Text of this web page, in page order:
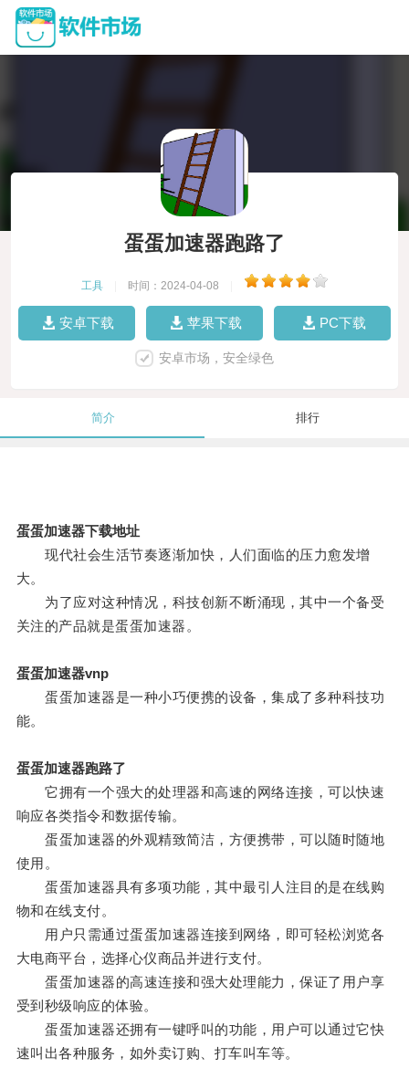
蛋蛋加速器跑路了
工具 时间：2024-04-08
安卓下载 苹果下载 PC下载
安卓市场，安全绿色
简介 排行
蛋蛋加速器下载地址
现代社会生活节奏逐渐加快，人们面临的压力愈发增
大。
为了应对这种情况，科技创新不断涌现，其中一个备受
关注的产品就是蛋蛋加速器。
蛋蛋加速器vnp
蛋蛋加速器是一种小巧便携的设备，集成了多种科技功
能。
蛋蛋加速器跑路了
它拥有一个强大的处理器和高速的网络连接，可以快速
响应各类指令和数据传输。
蛋蛋加速器的外观精致简洁，方便携带，可以随时随地
使用。
蛋蛋加速器具有多项功能，其中最引人注目的是在线购
物和在线支付。
用户只需通过蛋蛋加速器连接到网络，即可轻松浏览各
大电商平台，选择心仪商品并进行支付。
蛋蛋加速器的高速连接和强大处理能力，保证了用户享
受到秒级响应的体验。
蛋蛋加速器还拥有一键呼叫的功能，用户可以通过它快
速叫出各种服务，如外卖订购、打车叫车等。